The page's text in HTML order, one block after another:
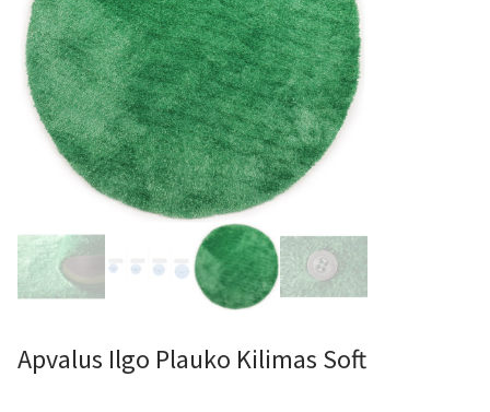
Paskyra
Apvalus Ilgo Plauko Kilimas Soft